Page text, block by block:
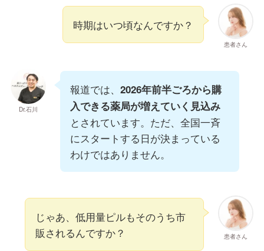
患者さん
時期はいつ頃なんですか？
Dr.石川
報道では、 2026年前半ごろから購
入できる薬局が増えていく見込み
とされています。ただ、全国一斉
にスタートする日が決まっている
わけではありません。
患者さん
じゃあ、低用量ピルもそのうち市
販されるんですか？